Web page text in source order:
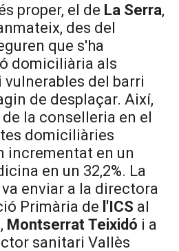
proper, el de La Serra,
des del
que s'ha
domiciliària als
del barri
de desplaçar. Així,
la conselleria en el
domiciliàries
incrementat en un
en un 32,2%. La
enviar a la directora
Primària de l'ICS al
Montserrat Teixidó i a
sanitari Vallès